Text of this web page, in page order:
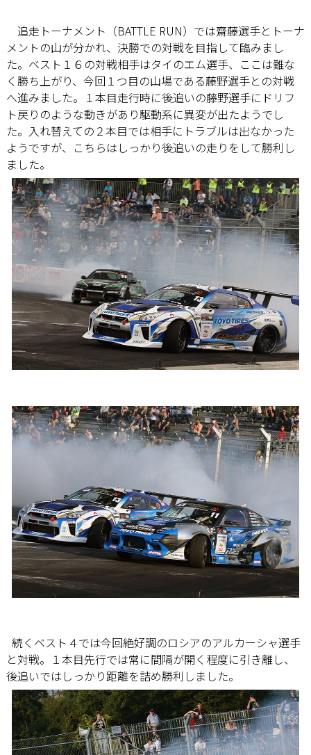
追走トーナメント（BATTLE RUN）では齋藤選手とトーナ
メントの山が分かれ、決勝での対戦を目指して臨みまし
た。ベスト１６の対戦相手はタイのエム選手、ここは難な
く勝ち上がり、今回１つ目の山場である藤野選手との対戦
へ進みました。１本目走行時に後追いの藤野選手にドリフ
ト戻りのような動きがあり駆動系に異変が出たようでし
た。入れ替えての２本目では相手にトラブルは出なかった
ようですが、こちらはしっかり後追いの走りをして勝利し
ました。
続くベスト４では今回絶好調のロシアのアルカーシャ選手
と対戦。１本目先行では常に間隔が開く程度に引き離し、
後追いではしっかり距離を詰め勝利しました。